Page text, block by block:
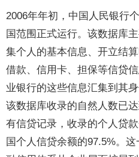
2006年年初，中国人民银行
国范围正式运行。该数据库
集个人的基本信息、开立结
借款、信用卡、担保等信贷
业银行的这些信息汇集到其
该数据库收录的自然人数已
有信贷记录，收录的个人贷
国个人信贷余额的97.5%。